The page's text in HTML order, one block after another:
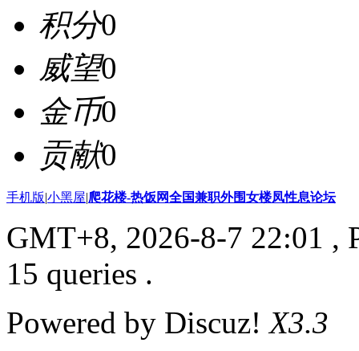
积分0
威望0
金币0
贡献0
手机版|小黑屋|爬花楼-热饭网全国兼职外围女楼凤性息论坛
GMT+8, 2026-8-7 22:01 ,
15 queries .
Powered by Discuz!X3.3